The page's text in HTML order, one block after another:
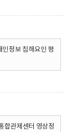
인정보 침해요인 평
합관제센터 영상정